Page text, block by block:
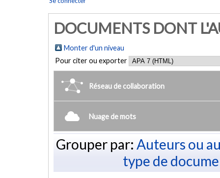
DOCUMENTS DONT
Monter d'un niveau
Pour citer ou exporter
Réseau de collaboration
Nuage de mots
Grouper par: Auteurs ou
type de